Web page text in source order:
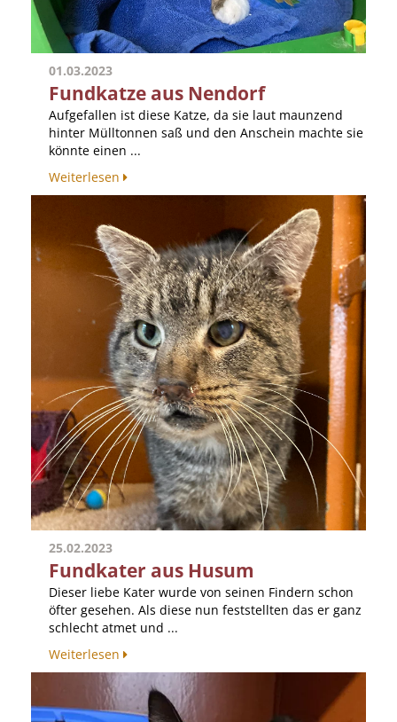
01.03.2023
Fundkatze aus Nendorf
Aufgefallen ist diese Katze, da sie laut maunzend
hinter Mülltonnen saß und den Anschein machte sie
könnte einen ...
Weiterlesen
25.02.2023
Fundkater aus Husum
Dieser liebe Kater wurde von seinen Findern schon
öfter gesehen. Als diese nun feststellten das er ganz
schlecht atmet und ...
Weiterlesen